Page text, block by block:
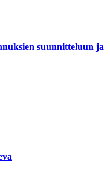
suunnitteluun ja